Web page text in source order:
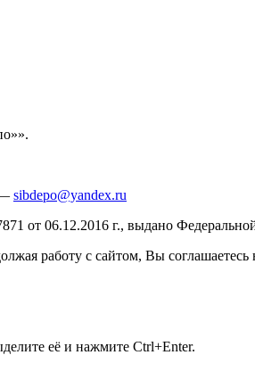
sibdepo@yandex.ru
06.12.2016 г., выдано
работу с сайтом, Вы
её и нажмите Ctrl+Enter.